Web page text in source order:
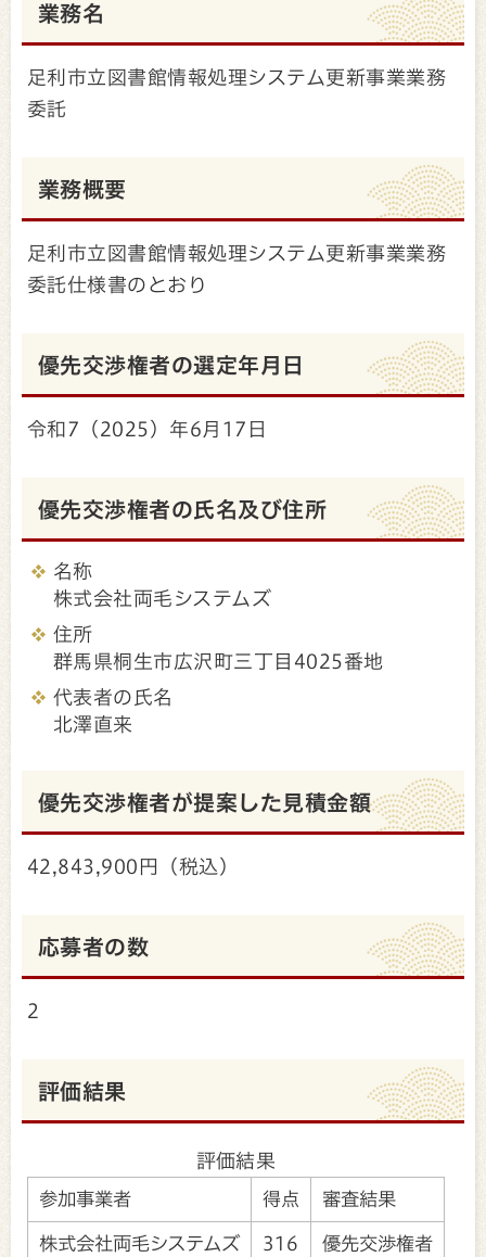
業務名
足利市立図書館情報処理システム更新事業業務
委託
業務概要
足利市立図書館情報処理システム更新事業業務
委託仕様書のとおり
優先交渉権者の選定年月日
令和7（2025）年6月17日
優先交渉権者の氏名及び住所
名称
株式会社両毛システムズ
住所
群馬県桐生市広沢町三丁目4025番地
代表者の氏名
北澤直来
優先交渉権者が提案した見積金額
42,843,900円（税込）
応募者の数
2
評価結果
評価結果
参加事業者 得点 審査結果
株式会社両毛システムズ 316 優先交渉権者